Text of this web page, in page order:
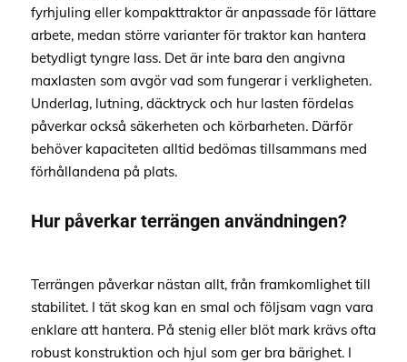
fyrhjuling eller kompakttraktor är anpassade för lättare
arbete, medan större varianter för traktor kan hantera
betydligt tyngre lass. Det är inte bara den angivna
maxlasten som avgör vad som fungerar i verkligheten.
Underlag, lutning, däcktryck och hur lasten fördelas
påverkar också säkerheten och körbarheten. Därför
behöver kapaciteten alltid bedömas tillsammans med
förhållandena på plats.
Hur påverkar terrängen användningen?
Terrängen påverkar nästan allt, från framkomlighet till
stabilitet. I tät skog kan en smal och följsam vagn vara
enklare att hantera. På stenig eller blöt mark krävs ofta
robust konstruktion och hjul som ger bra bärighet. I